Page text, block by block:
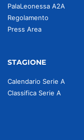
PalaLeonessa A2A
Regolamento
Press Area
STAGIONE
Calendario Serie A
Classifica Serie A